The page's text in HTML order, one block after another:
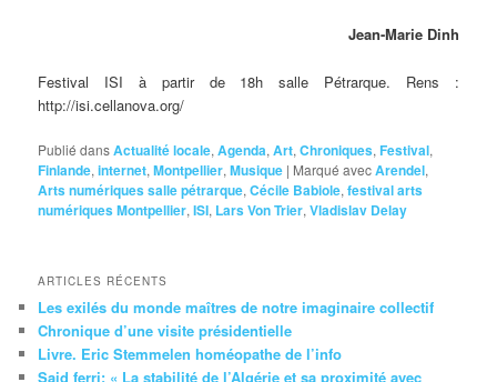
Jean-Marie Dinh
Festival ISI à partir de 18h salle Pétrarque. Rens :
http://isi.cellanova.org/
Publié dansActualité locale,Agenda,Art,Chroniques,Festival,
Finlande,internet,Montpellier,Musique | Marqué avecArendel,
Arts numériques salle pétrarque,Cécile Babiole,festival arts
numériques Montpellier,ISI, Lars Von Trier,Vladislav Delay
ARTICLES RÉCENTS
Les exilés du monde maîtres de notre imaginaire collectif
Chronique d’une visite présidentielle
Livre. Eric Stemmelen homéopathe de l’info
Said ferri: « La stabilité de l’Algérie et sa proximité avec